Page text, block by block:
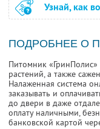
Узнай, как
ПОДРОБНЕЕ О
Питомник
растений, а также
Налаженная система
заказывать и
до двери в даже
оплату наличными,
банковской картой